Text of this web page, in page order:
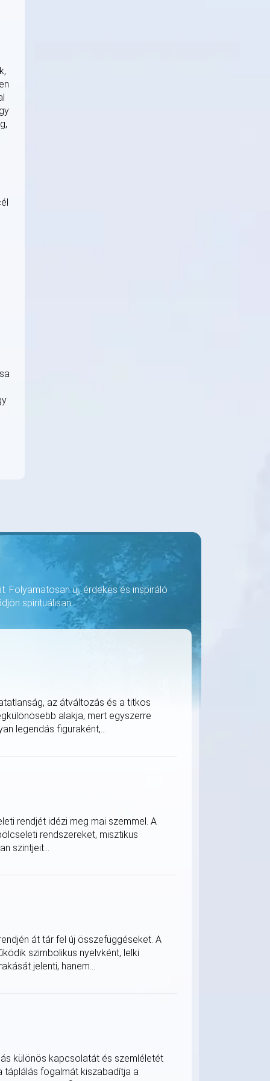
Folyamatosan új, érdekes és inspiráló
spirituálisan
az átváltozás és a titkos
alakja, mert egyszerre
legendás figuraként,...
rendjét idézi meg mai szemmel. A
rendszereket, misztikus
szintjeit...
át tár fel új összefüggéseket. A
szimbolikus nyelvként, lelki
jelenti, hanem...
különös kapcsolatát és szemléletét
fogalmát kiszabadítja a